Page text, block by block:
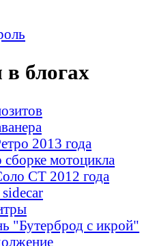
блогах
2013 года
мотоцикла
СТ 2012 года
"Бутерброд с икрой"